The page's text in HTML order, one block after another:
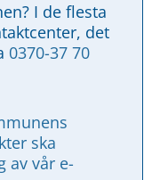
I de flesta
det
0370-37 70
ska
av vår e-